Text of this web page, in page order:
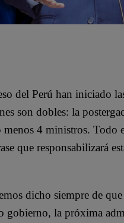
del Perú han iniciado
son dobles: la
4 ministros. Todo
que responsabilizará
dicho siempre de
gobierno, la próxima